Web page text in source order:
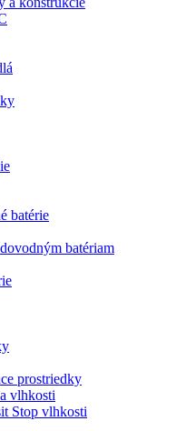
batérie
batériam
prostriedky
vlhkosti
Stop vlhkosti